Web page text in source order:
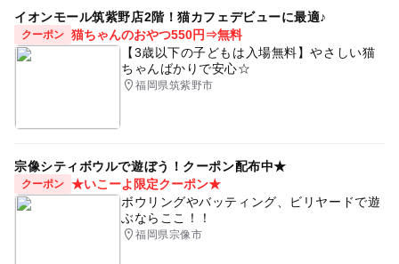
イオンモール筑紫野店2階！猫カフェデビューに最適♪
クーポン 猫ちゃんのおやつ550円⇒無料
【3歳以下の子どもは入場無料】やさしい猫
ちゃんばかりで安心☆
福岡県筑紫野市
宗像シティボウルで遊ぼう！クーポン配布中★
クーポン ★いこーよ限定クーポン★
ボウリングやバッティング、ビリヤードで遊
ぶならここ！！
福岡県宗像市